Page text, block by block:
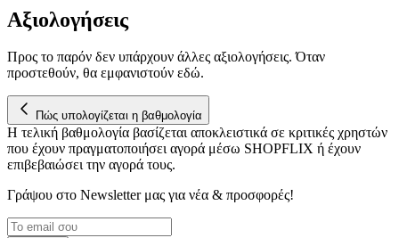
παρέχουμε λειτουργίες μέσων κοινωνικής δικτύωσης και να
αναλύουμε την κυκλοφορία μας. Εμείς και οι 1022 συνεργάτες
διεύθυνση IP σας, χρησιμοποιώντας τεχνολογία όπως cookies
για να αποθηκεύουμε και να έχουμε πρόσβαση σε πληροφορίες
στη συσκευή σας, με σκοπό την προβολή εξατομικευμένων
διαφημίσεων και περιεχομένου, τις μετρήσεις σχετικά με
διαφημίσεις και περιεχόμενο, την καλύτερη εικόνα του κοινού
μας και την ανάπτυξη προϊόντων. Επίσης, κοινοποιούμε
πληροφορίες σχετικά με την από μέρους σας χρήση της
τοποθεσίας μας στους συνεργάτες μέσων κοινωνικής
δικτύωσης, διαφημίσεων και ανάλυσης.
Αξιολογήσεις
Προς το παρόν δεν υπάρχουν άλλες αξιολογήσεις. Όταν
προστεθούν, θα εμφανιστούν εδώ.
Πώς υπολογίζεται η βαθμολογία
Η τελική βαθμολογία βασίζεται αποκλειστικά σε κριτικές χρηστών
που έχουν πραγματοποιήσει αγορά μέσω SHOPFLIX ή έχουν
επιβεβαιώσει την αγορά τους.
Γράψου στο Νewsletter μας για νέα & προσφορές!